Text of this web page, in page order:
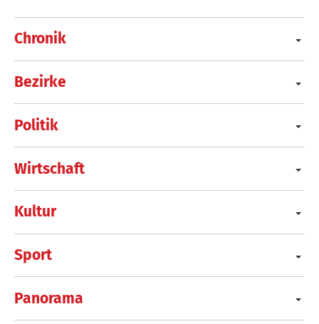
Chronik
Bezirke
Politik
Wirtschaft
Kultur
Sport
Panorama